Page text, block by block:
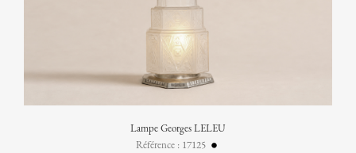
Lampe Georges LELEU
Référence : 17125